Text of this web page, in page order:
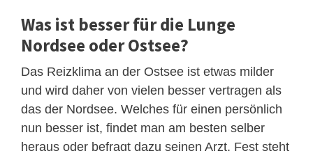
Was ist besser für die Lunge
Nordsee oder Ostsee?
Das Reizklima an der Ostsee ist etwas milder
und wird daher von vielen besser vertragen als
das der Nordsee. Welches für einen persönlich
nun besser ist, findet man am besten selber
heraus oder befragt dazu seinen Arzt. Fest steht